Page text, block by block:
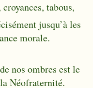
tabous,
jusqu’à les
morale.
nos ombres est le
Néofraternité.